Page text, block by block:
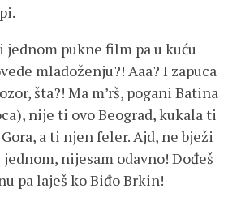
jednom pukne film pa u kuću
mladoženju?! Aaa? I zapuca
šta?! Ma m’rš, pogani Batina
nije ti ovo Beograd, kukala ti
a ti njen feler. Ajd, ne bježi
nijesam odavno! Dođeš
pa laješ ko Biđo Brkin!